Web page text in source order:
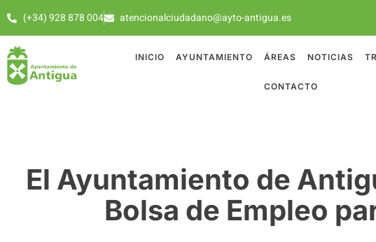
(+34) 928 878 004 atencionalciudadano@ayto-antigua.es
INICIO AYUNTAMIENTO ÁREAS NOTICIAS
CONTACTO
El Ayuntamiento de
Bolsa de Empleo